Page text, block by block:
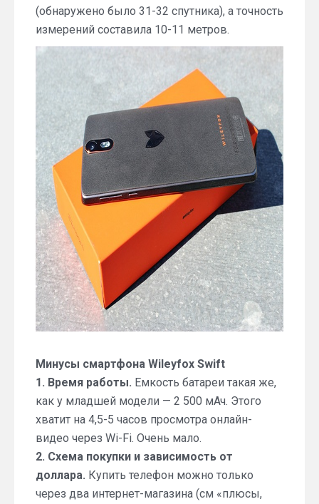
(обнаружено было 31-32 спутника), а точность
измерений составила 10-11 метров.
Минусы смартфона Wileyfox Swift
1. Время работы. Емкость батареи такая же,
как у младшей модели — 2 500 мАч. Этого
хватит на 4,5-5 часов просмотра онлайн-
видео через Wi-Fi. Очень мало.
2. Схема покупки и зависимость от
доллара. Купить телефон можно только
через два интернет-магазина (см «плюсы,